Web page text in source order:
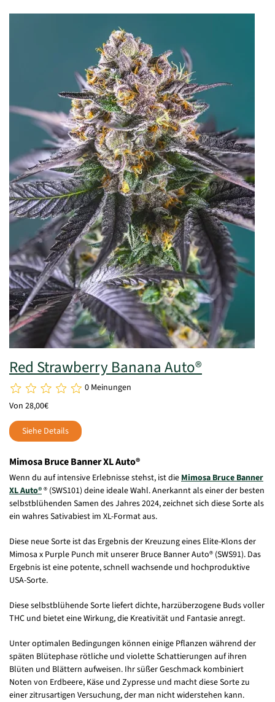
Red Strawberry Banana Auto®
0 Meinungen
Von 28,00€
Siehe Details
Mimosa Bruce Banner XL Auto®
Wenn du auf intensive Erlebnisse stehst, ist die Mimosa Bruce Banner
XL Auto®® (SWS101) deine ideale Wahl. Anerkannt als einer der besten
selbstblühenden Samen des Jahres 2024, zeichnet sich diese Sorte als
ein wahres Sativabiest im XL-Format aus.
Diese neue Sorte ist das Ergebnis der Kreuzung eines Elite-Klons der
Mimosa x Purple Punch mit unserer Bruce Banner Auto® (SWS91). Das
Ergebnis ist eine potente, schnell wachsende und hochproduktive
USA-Sorte.
Diese selbstblühende Sorte liefert dichte, harzüberzogene Buds voller
THC und bietet eine Wirkung, die Kreativität und Fantasie anregt.
Unter optimalen Bedingungen können einige Pflanzen während der
späten Blütephase rötliche und violette Schattierungen auf ihren
Blüten und Blättern aufweisen. Ihr süßer Geschmack kombiniert
Noten von Erdbeere, Käse und Zypresse und macht diese Sorte zu
einer zitrusartigen Versuchung, der man nicht widerstehen kann.